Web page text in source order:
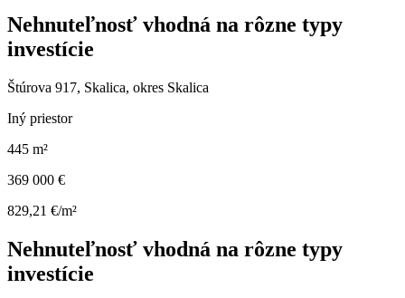
Nehnuteľnosť vhodná na rôzne typy
investície
Štúrova 917, Skalica, okres Skalica
Iný priestor
445 m²
369 000 €
829,21 €/m²
Nehnuteľnosť vhodná na rôzne typy
investície